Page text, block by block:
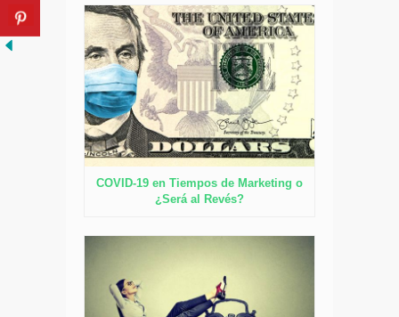
COVID-19 en Tiempos de Marketing o
¿Será al Revés?